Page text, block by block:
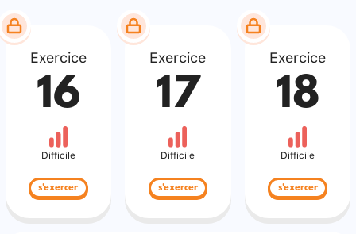
Exercice
16
Difficile
s'exercer
Exercice
17
Difficile
s'exercer
Exercice
18
Difficile
s'exercer